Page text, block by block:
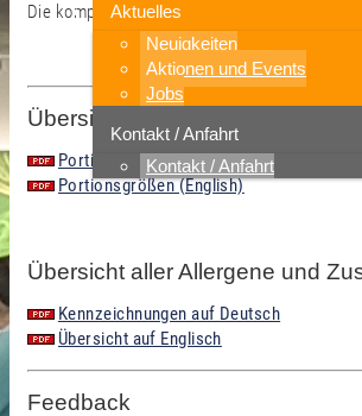
Aktuelles
Neuigkeiten
Aktionen und Events
Jobs
Kontakt / Anfahrt
Kontakt / Anfahrt
Die komplette Speisekarte findet ihr
Übersicht Portionsgröße und
Portionsgrößen
Portionsgrößen (English)
Übersicht aller Allergene und
Kennzeichnungen auf Deutsch
Übersicht auf Englisch
Feedback